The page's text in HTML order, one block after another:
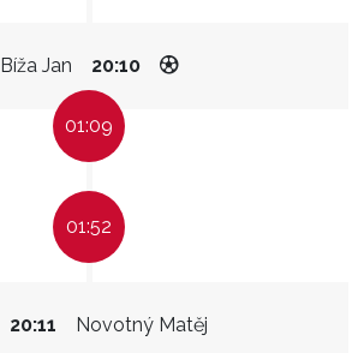
Bíža Jan 20:10
01:09
01:52
Novotný Matěj
20:11